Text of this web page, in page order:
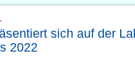
sich auf der
2022